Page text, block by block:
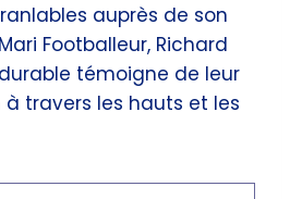
auprès de son
Footballeur, Richard
durable témoigne de leur
travers les hauts et les